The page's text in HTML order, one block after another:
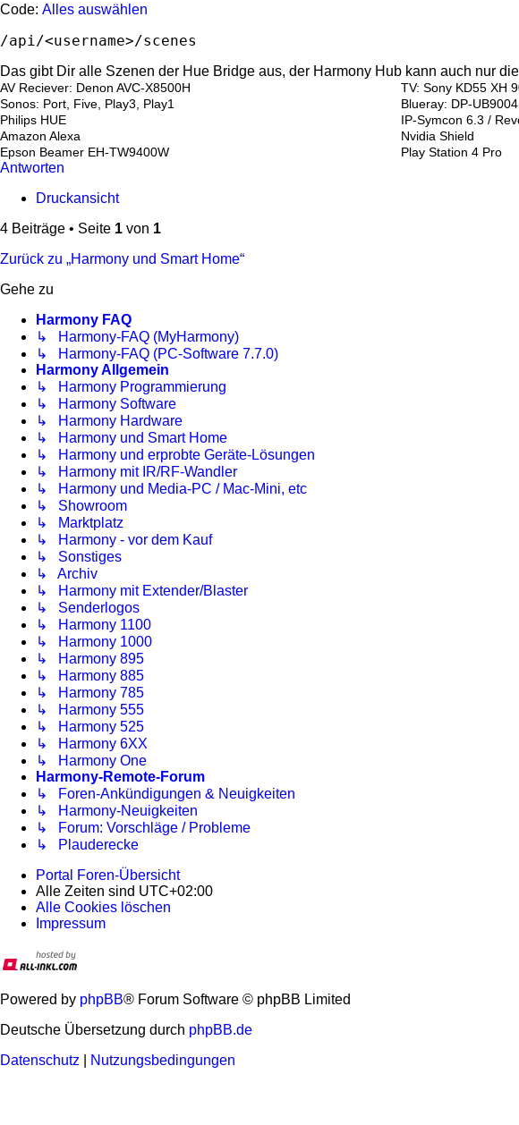
Code: Alles auswählen
Das gibt Dir alle Szenen der Hue Bridge aus, der Harmony Hub kann auch nur
AV Reciever: Denon AVC-X8500H
TV: Sony KD55 XH
Sonos: Port, Five, Play3, Play1
Blueray: DP-UB9004
Philips HUE
IP-Symcon 6.3 /
Amazon Alexa
Nvidia Shield
Epson Beamer EH-TW9400W
Play Station 4 Pro
Antworten
Druckansicht
4 Beiträge • Seite 1 von 1
Zurück zu „Harmony und Smart Home“
Gehe zu
Harmony FAQ
↳ Harmony-FAQ (MyHarmony)
↳ Harmony-FAQ (PC-Software 7.7.0)
Harmony Allgemein
↳ Harmony Programmierung
↳ Harmony Software
↳ Harmony Hardware
↳ Harmony und Smart Home
↳ Harmony und erprobte Geräte-Lösungen
↳ Harmony mit IR/RF-Wandler
↳ Harmony und Media-PC / Mac-Mini, etc
↳ Showroom
↳ Marktplatz
↳ Harmony - vor dem Kauf
↳ Sonstiges
↳ Archiv
↳ Harmony mit Extender/Blaster
↳ Senderlogos
↳ Harmony 1100
↳ Harmony 1000
↳ Harmony 895
↳ Harmony 885
↳ Harmony 785
↳ Harmony 555
↳ Harmony 525
↳ Harmony 6XX
↳ Harmony One
Harmony-Remote-Forum
↳ Foren-Ankündigungen & Neuigkeiten
↳ Harmony-Neuigkeiten
↳ Forum: Vorschläge / Probleme
↳ Plauderecke
Portal
Foren-Übersicht
Alle Zeiten sind UTC+02:00
Alle Cookies löschen
Impressum
Powered by phpBB® Forum Software © phpBB Limited
Deutsche Übersetzung durch phpBB.de
Datenschutz
Nutzungsbedingungen